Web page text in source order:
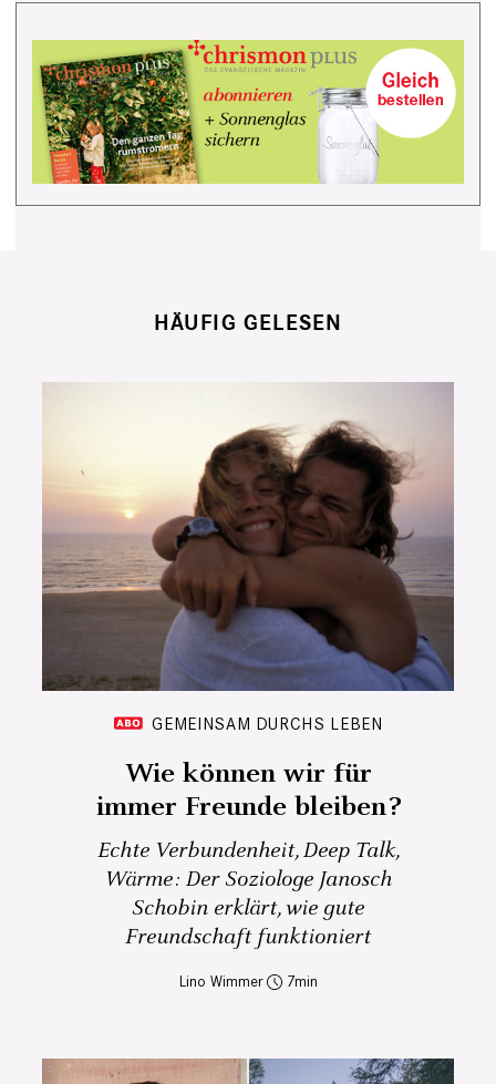
HÄUFIG GELESEN
GEMEINSAM DURCHS LEBEN
Wie können wir für
immer Freunde bleiben?
Echte Verbundenheit, Deep Talk,
Wärme: Der Soziologe Janosch
Schobin erklärt, wie gute
Freundschaft funktioniert
Lino Wimmer 7